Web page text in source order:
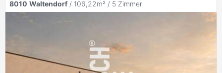
8010 Waltendorf / 106,22m² / 5 Zimmer